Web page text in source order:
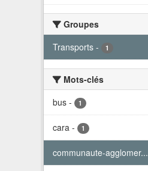
Groupes
Transports - 1
Mots-clés
bus - 1
cara - 1
communaute-agglomer...